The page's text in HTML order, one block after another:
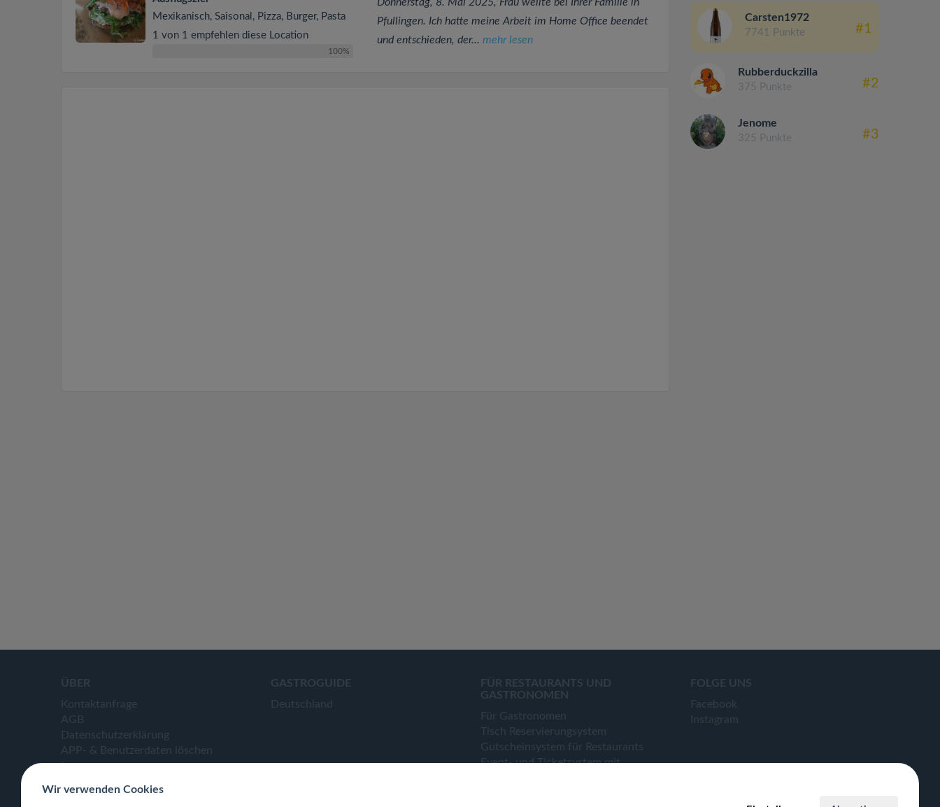
Mexikanisch, Saisonal, Pizza, Burger, Pasta
1 von 1 empfehlen diese Location
100%
Pfullingen. Ich hatte meine Arbeit im Home Office beendet
und entschieden, der... mehr lesen
Carsten1972
7741 Punkte #1
Rubberduckzilla
375 Punkte #2
Jenome
325 Punkte #3
ÜBER
Kontaktanfrage
AGB
Datenschutzerklärung
APP- & Benutzerdaten löschen
Impressum
GASTROGUIDE
Deutschland
FÜR RESTAURANTS UND
GASTRONOMEN
Für Gastronomen
Tisch Reservierungsystem
Gutscheinsystem für Restaurants
Event- und Ticketsystem mit
FOLGE UNS
Facebook
Instagram
Wir verwenden Cookies